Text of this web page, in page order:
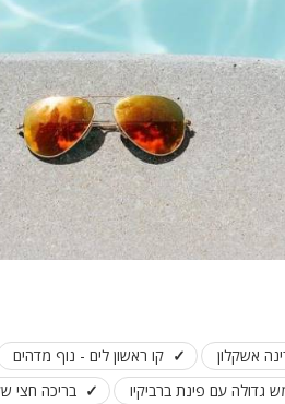
אשקלון קו ראשון לים - נוף מדהים
עם פינת ברביקיו בריכה חצי